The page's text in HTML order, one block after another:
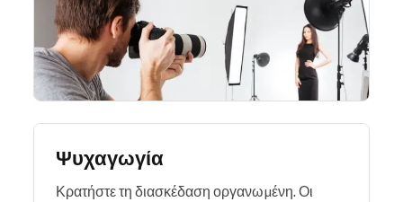
Ψυχαγωγία
Κρατήστε τη διασκέδαση οργανωμένη. Οι